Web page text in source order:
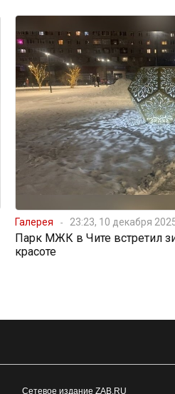
Галерея 23:23, 10 декабря
Парк МЖК в Чите встретил
красоте
Сетевое издание ZAB.RU